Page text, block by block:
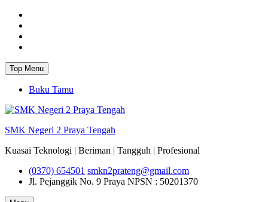
Top Menu
Buku Tamu
SMK Negeri 2 Praya Tengah
Kuasai Teknologi | Beriman | Tangguh | Profesional
(0370) 654501 smkn2prateng@gmail.com
Jl. Pejanggik No. 9 Praya NPSN : 50201370